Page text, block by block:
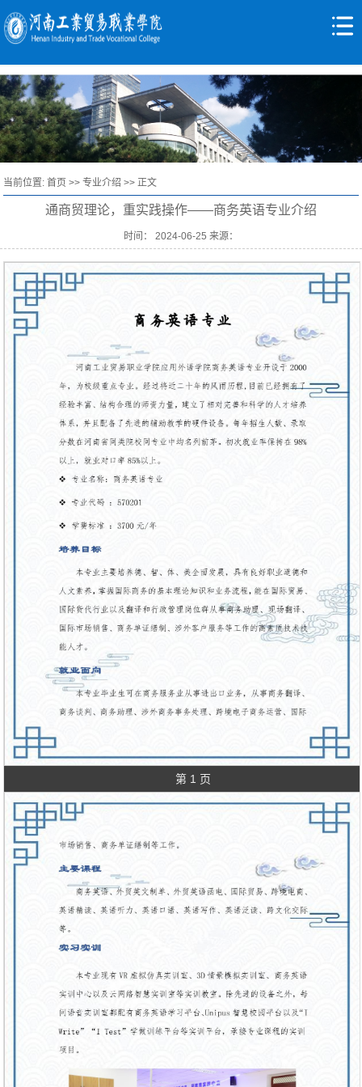
当前位置:首页 >>专业介绍 >> 正文
通商贸理论，重实践操作——商务英语专业介绍
时间： 2024-06-25 来源：
第 1 页